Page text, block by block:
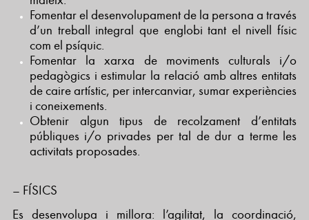
Fomentar el desenvolupament de la persona a través
d’un treball integral que englobi tant el nivell físic
com el psíquic.
Fomentar la xarxa de moviments culturals i/o
pedagògics i estimular la relació amb altres entitats
de caire artístic, per intercanviar, sumar experiències
i coneixements.
Obtenir algun tipus de recolzament d’entitats
públiques i/o privades per tal de dur a terme les
activitats proposades.
– FÍSICS
Es desenvolupa i millora: l’agilitat, la coordinació,